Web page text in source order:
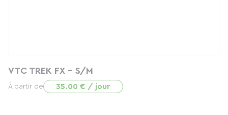
VTC TREK FX - S/M
À partir de 35.00 € / jour